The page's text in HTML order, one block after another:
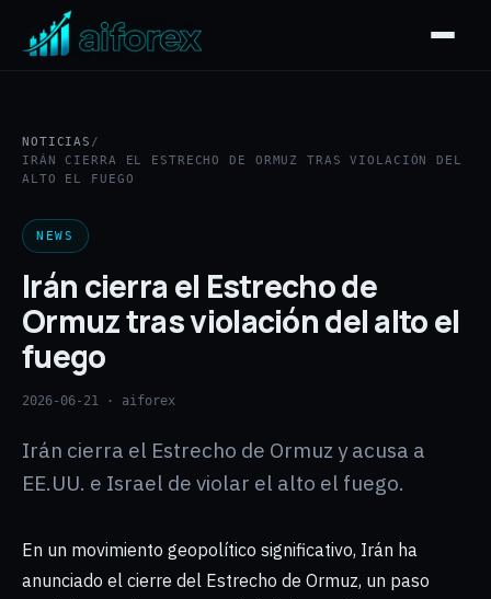
NOTICIAS /
IRÁN CIERRA EL ESTRECHO DE ORMUZ TRAS VIOLACIÓN DEL
ALTO EL FUEGO
NEWS
Irán cierra el Estrecho de
Ormuz tras violación del alto el
fuego
2026-06-21 · aiforex
Irán cierra el Estrecho de Ormuz y acusa a
EE.UU. e Israel de violar el alto el fuego.
En un movimiento geopolítico significativo, Irán ha
anunciado el cierre del Estrecho de Ormuz, un paso